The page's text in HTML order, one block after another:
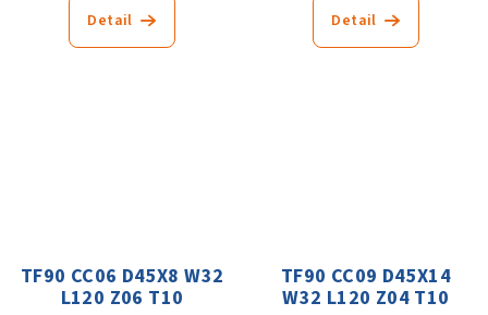
Detail Detail
TF90 CC06 D45X8 W32
L120 Z06 T10
TF90 CC09 D45X14
W32 L120 Z04 T10